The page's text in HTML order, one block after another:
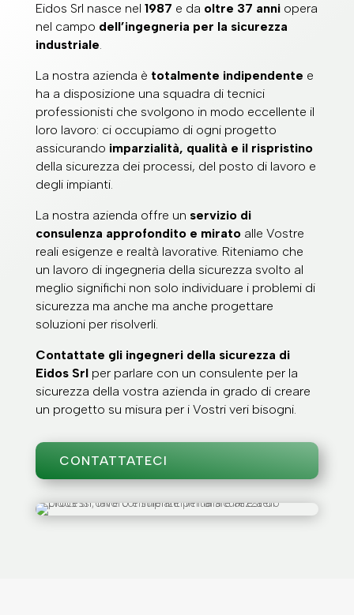
Eidos Srl nasce nel 1987 e da oltre 37 anniopera
nel campo dell’ingegneria per la sicurezza
industriale.
La nostra azienda è totalmente indipendente e
ha a disposizione una squadra di tecnici
professionisti che svolgono in modo eccellente il
loro lavoro: ci occupiamo di ogni progetto
assicurando imparzialità, qualità e il rispristino
della sicurezza dei processi, del posto di lavoro e
degli impianti.
La nostra azienda offre un servizio di
consulenza approfondito e miratoalle Vostre
reali esigenze e realtà lavorative. Riteniamo che
un lavoro di ingegneria della sicurezza svolto al
meglio significhi non solo individuare i problemi di
sicurezza ma anche ma anche progettare
soluzioni per risolverli.
Contattate gli ingegneri della sicurezza di
Eidos Srlper parlare con un consulente per la
sicurezza della vostra azienda in grado di creare
un progetto su misura per i Vostri veri bisogni.
CONTATTATECI